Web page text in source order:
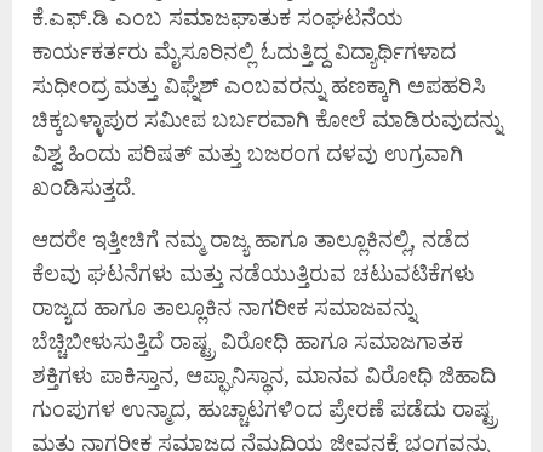
ಕೆ.ಎಫ್.ಡಿ ಎಂಬ ಸಮಾಜಘಾತುಕ ಸಂಘಟನೆಯ
ಕಾರ್ಯಕರ್ತರು ಮೈಸೂರಿನಲ್ಲಿ ಓದುತ್ತಿದ್ದ ವಿದ್ಯಾರ್ಥಿಗಳಾದ
ಸುಧೀಂದ್ರ ಮತ್ತು ವಿಘ್ನೆಶ್ ಎಂಬವರನ್ನು ಹಣಕ್ಕಾಗಿ ಅಪಹರಿಸಿ
ಚಿಕ್ಕಬಳ್ಳಾಪುರ ಸಮೀಪ ಬರ್ಬರವಾಗಿ ಕೋಲೆ ಮಾಡಿರುವುದನ್ನು
ವಿಶ್ವ ಹಿಂದು ಪರಿಷತ್ ಮತ್ತು ಬಜರಂಗ ದಳವು ಉಗ್ರವಾಗಿ
ಖಂಡಿಸುತ್ತದೆ.
ಆದರೇ ಇತ್ತೀಚಿಗೆ ನಮ್ಮ ರಾಜ್ಯ ಹಾಗೂ ತಾಲ್ಲೂಕಿನಲ್ಲಿ, ನಡೆದ
ಕೆಲವು ಘಟನೆಗಳು ಮತ್ತು ನಡೆಯುತ್ತಿರುವ ಚಟುವಟಿಕೆಗಳು
ರಾಜ್ಯದ ಹಾಗೂ ತಾಲ್ಲೂಕಿನ ನಾಗರೀಕ ಸಮಾಜವನ್ನು
ಬೆಚ್ಚಿಬೀಳುಸುತ್ತಿದೆ ರಾಷ್ಟ್ರ ವಿರೋಧಿ ಹಾಗೂ ಸಮಾಜಗಾತಕ
ಶಕ್ತಿಗಳು ಪಾಕಿಸ್ತಾನ, ಆಪ್ಘಾನಿಸ್ಥಾನ, ಮಾನವ ವಿರೋಧಿ ಜಿಹಾದಿ
ಗುಂಪುಗಳ ಉನ್ಮಾದ, ಹುಚ್ಚಾಟಗಳಿಂದ ಪ್ರೇರಣೆ ಪಡೆದು ರಾಷ್ಟ್ರ
ಮತ್ತು ನಾಗರೀಕ ಸಮಾಜದ ನೆಮ್ಮದಿಯ ಜೀವನಕ್ಕೆ ಭಂಗವನ್ನು